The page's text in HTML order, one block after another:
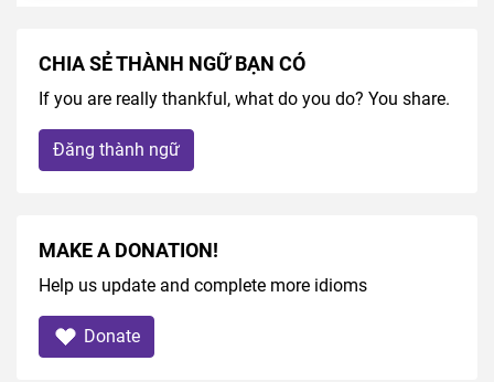
CHIA SẺ THÀNH NGỮ BẠN CÓ
If you are really thankful, what do you do? You share.
Đăng thành ngữ
MAKE A DONATION!
Help us update and complete more idioms
Donate